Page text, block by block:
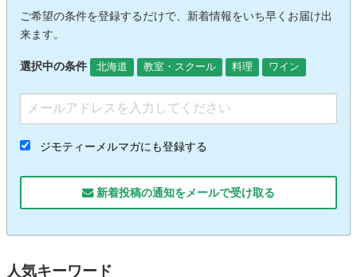
ご希望の条件を登録するだけで、新着情報をいち早くお届け出
来ます。
選択中の条件 北海道 教室・スクール 料理 ワイン
ジモティーメルマガにも登録する
新着投稿の通知をメールで受け取る
人気キーワード